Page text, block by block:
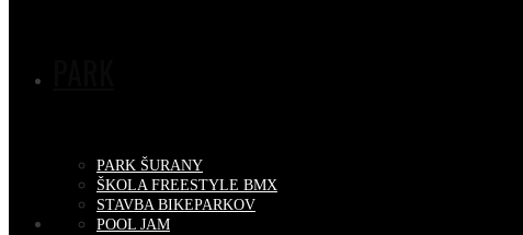
PARK ŠURANY
ŠKOLA FREESTYLE BMX
STAVBA BIKEPARKOV
POOL JAM